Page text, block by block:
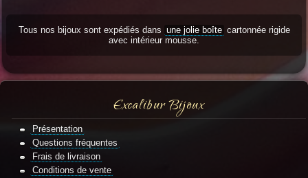
Tous nos bijoux sont expédiés dans une jolie boîte cartonnée rigide
avec intérieur mousse.
Excalibur Bijoux
Présentation
Questions fréquentes
Frais de livraison
Conditions de vente